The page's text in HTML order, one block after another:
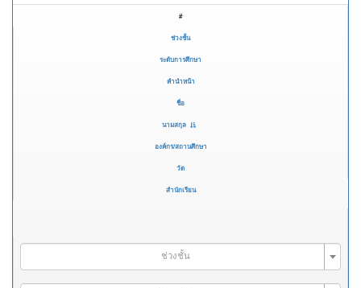
#
ช่วงชั้น
ระดับการศึกษา
คำนำหน้า
ชื่อ
นามสกุล
องค์กร/สถานศึกษา
วัด
สำนักเรียน
ช่วงชั้น